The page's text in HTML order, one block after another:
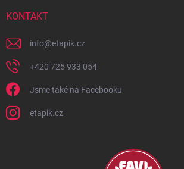
KONTAKT
info@etapik.cz
+420 725 933 054
Jsme také na Facebooku
etapik.cz